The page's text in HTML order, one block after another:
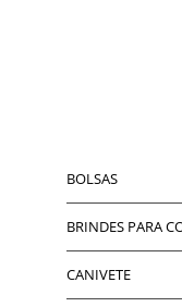
BOLSAS
BRINDES PARA
CANIVETE